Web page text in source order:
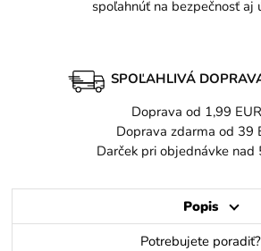
spoľahnúť na bezpečnosť aj
SPOĽAHLIVÁ
Doprava od 1,99 EUR
Doprava zdarma od 39
Darček pri objednávke nad
Popis
Potrebujete poradiť?